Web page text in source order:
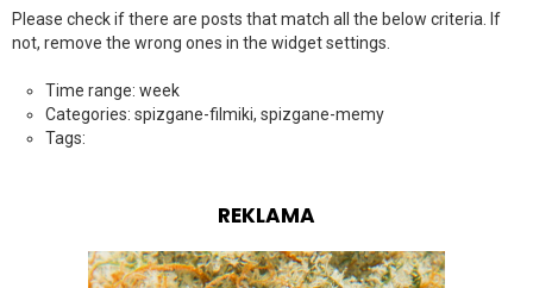
Please check if there are posts that match all the below criteria. If
not, remove the wrong ones in the widget settings.
Time range: week
Categories: spizgane-filmiki, spizgane-memy
Tags:
REKLAMA